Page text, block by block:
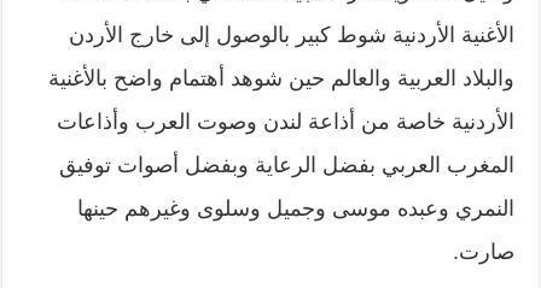
الأغنية الأردنية شوط كبير بالوصول إلى خارج الأردن
والبلاد العربية والعالم حين شوهد أهتمام واضح بالأغنية
الأردنية خاصة من أذاعة لندن وصوت العرب وأذاعات
المغرب العربي بفضل الرعاية وبفضل أصوات توفيق
النمري وعبده موسى وجميل وسلوى وغيرهم حينها
صارت.